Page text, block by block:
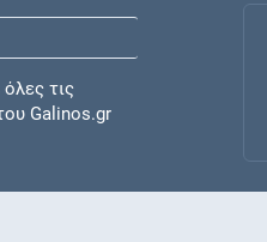
τις
Galinos.gr